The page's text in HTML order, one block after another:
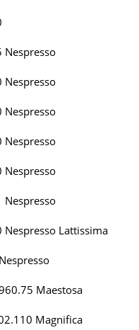
Nespresso
Nespresso
Nespresso
Nespresso
Nespresso
Nespresso
Nespresso Lattissima
Maestosa
Magnifica